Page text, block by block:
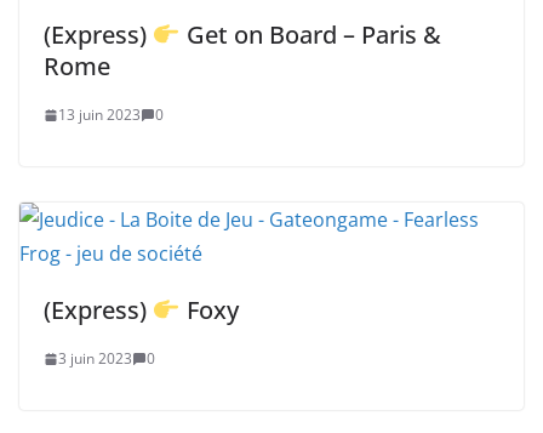
(Express)
Get on Board – Paris &
Rome
13 juin 2023 0
(Express) Foxy
3 juin 2023 0